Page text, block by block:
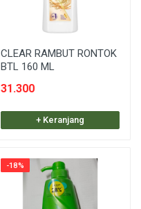
CLEAR RAMBUT RONTOK
BTL 160 ML
31.300
+ Keranjang
-18%